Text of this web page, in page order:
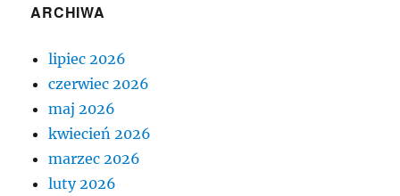
ARCHIWA
lipiec 2026
czerwiec 2026
maj 2026
kwiecień 2026
marzec 2026
luty 2026